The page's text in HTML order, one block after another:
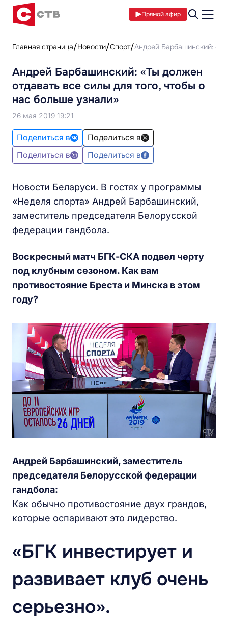
Прямой эфир
Главная страница Новости Спорт Андрей Барбашинский:
Андрей Барбашинский: «Ты должен
отдавать все силы для того, чтобы о
нас больше узнали»
26 мая 2019 19:21
Поделиться в
Поделиться в
Поделиться в
Поделиться в
Новости Беларуси. В гостях у программы
«Неделя спорта» Андрей Барбашинский,
заместитель председателя Белорусской
федерации гандбола.
Воскресный матч БГК-СКА подвел черту
под клубным сезоном. Как вам
противостояние Бреста и Минска в этом
году?
Андрей Барбашинский, заместитель
председателя Белорусской федерации
гандбола:
Как обычно противостояние двух грандов,
которые оспаривают это лидерство.
«БГК инвестирует и
развивает клуб очень
серьезно».